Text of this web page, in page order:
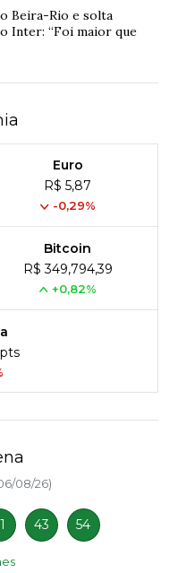
Beira-Rio e solta
Inter: “Foi maior que
Euro
R$ 5,87
-0,29%
Bitcoin
R$ 349,794,39
+0,82%
08/26)
43 54